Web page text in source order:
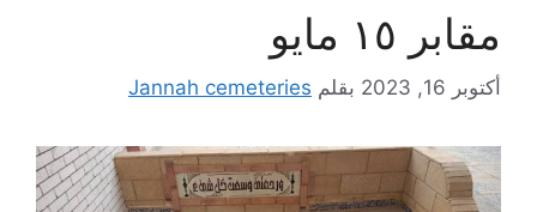
مقابر ١٥ مايو
أكتوبر 16, 2023 بقلم Jannah cemeteries